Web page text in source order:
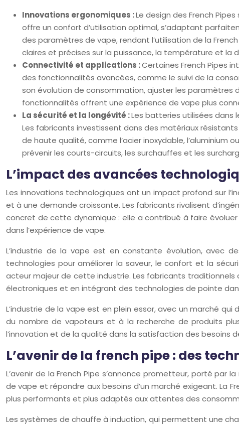
Innovations ergonomiques :Le design des French
offre un confort d’utilisation optimal, s’adaptant
des paramètres de vape, rendant l’utilisation de la
claires et précises sur la puissance, la température et la
Connectivité et applications :Certaines French Pipes
des fonctionnalités avancées, comme le suivi de la
son évolution de consommation, ajuster les paramètres
fonctionnalités offrent une expérience de vape plus
La sécurité et la longévité :Les batteries utilisées dans
Les fabricants investissent dans des matériaux
de haute qualité, comme l’acier inoxydable, l’aluminium
prévenir les courts-circuits, les surchauffes et les
L’impact des avancées
Les innovations technologiques ont un impact profond sur
et à une demande croissante. Les fabricants rivalisent
concret de cette dynamique : elle a contribué à faire
dans l’expérience de vape.
L’industrie de la vape est en constante évolution, avec
technologies pour améliorer la saveur, le confort et la
acteur majeur de cette industrie. Les fabricants
électroniques et en intégrant des technologies de pointe
L’industrie de la vape est en plein essor, avec un marché qui
du nombre de vapoteurs et à la recherche de produits
l’innovation et de la qualité dans la satisfaction des besoins
L’avenir de la french pipe : des
L’avenir de la French Pipe s’annonce prometteur, porté par
de vape et répondre aux besoins d’un marché exigeant. La
plus performants et plus adaptés aux attentes des
Les systèmes de chauffe à induction, qui permettent une